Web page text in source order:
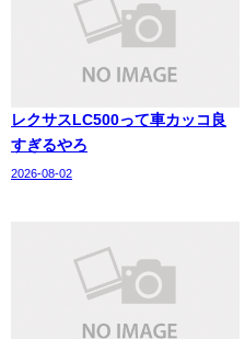
レクサスLC500って車カッコ良
すぎるやろ
2026-08-02